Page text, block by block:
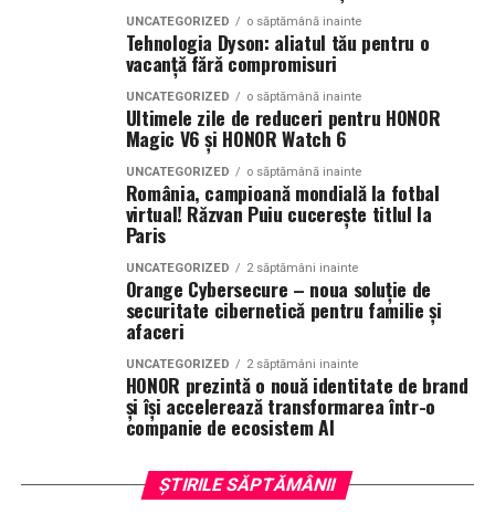
preferi aromele calde, exotice și cu personalitate, notele
de smochină, cocos și lemn de santal sunt perfecte
pentru serile de vară.
Indiferent de preferințe, sezonul cald este momentul
ideal să experimentezi și să descoperi parfumuri
inspirate din universul parfumeriei de nișă. Iarcolecția
de la Oriflame demonstrează că
ingredientele premium, creativitatea și accesibilitatea
pot exista în aceeași sticlă.
UNCATEGORIZED o săptămână inainte
Tehnologia Dyson: aliatul tău pentru o
vacanță fără compromisuri
UNCATEGORIZED o săptămână inainte
Ultimele zile de reduceri pentru HONOR
Magic V6 și HONOR Watch 6
UNCATEGORIZED o săptămână inainte
România, campioană mondială la fotbal
virtual! Răzvan Puiu cucerește titlul la
Paris
UNCATEGORIZED 2 săptămâni inainte
Orange Cybersecure – noua soluție de
securitate cibernetică pentru familie și
afaceri
UNCATEGORIZED 2 săptămâni inainte
HONOR prezintă o nouă identitate de brand
și își accelerează transformarea într-o
companie de ecosistem AI
ȘTIRILE SĂPTĂMÂNII